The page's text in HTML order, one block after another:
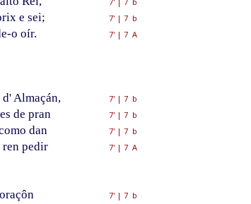
e sei; 7'| 7 b
o oír. 7'| 7 A
d' Almaçán, 7'| 7 b
de pran 7'| 7 b
dan 7'| 7 b
ren pedir 7'| 7 A
7'| 7 b